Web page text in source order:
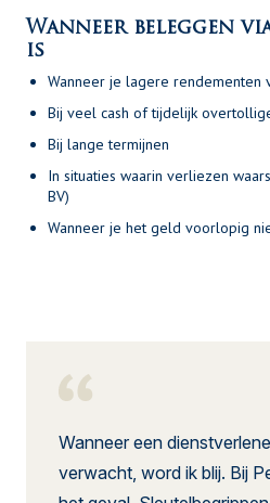
Wanneer beleggen
is
Wanneer je lagere rendementen
Bij veel cash of tijdelijk
Bij lange termijnen
In situaties waarin verliezen
BV)
Wanneer je het geld voorlopig
Wanneer een
verwacht, word ik blij. Bij